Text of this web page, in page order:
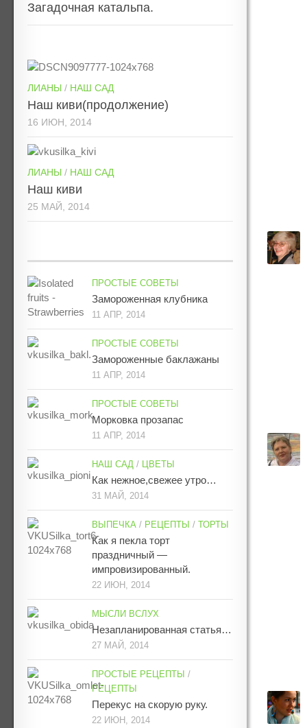
Загадочная катальпа.
ЛИАНЫ / НАШ САД
Наш киви(продолжение)
16 ИЮН, 2014
ЛИАНЫ / НАШ САД
Наш киви
25 МАЙ, 2014
ПРОСТЫЕ СОВЕТЫ
Замороженная клубника
11 АПР, 2014
ПРОСТЫЕ СОВЕТЫ
Замороженные баклажаны
11 АПР, 2014
ПРОСТЫЕ СОВЕТЫ
Морковка прозапас
11 АПР, 2014
НАШ САД / ЦВЕТЫ
Как нежное,свежее утро…
31 МАЙ, 2014
ВЫПЕЧКА / РЕЦЕПТЫ / ТОРТЫ
Как я пекла торт
праздничный —
импровизированный.
22 ИЮН, 2014
МЫСЛИ ВСЛУХ
Незапланированная статья…
27 МАЙ, 2014
ПРОСТЫЕ РЕЦЕПТЫ /
РЕЦЕПТЫ
Перекус на скорую руку.
22 ИЮН, 2014